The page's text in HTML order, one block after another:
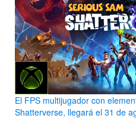
El FPS multijugador con
Shatterverse, llegará el 31 de